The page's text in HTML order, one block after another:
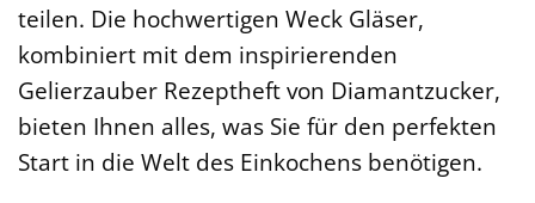
teilen. Die hochwertigen Weck Gläser,
kombiniert mit dem inspirierenden
Gelierzauber Rezeptheft von Diamantzucker,
bieten Ihnen alles, was Sie für den perfekten
Start in die Welt des Einkochens benötigen.